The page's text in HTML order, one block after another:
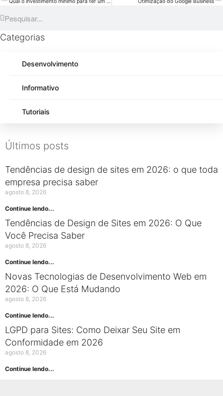
Qual o investimento mínimo para ter um site? Otimização do Google Business
Categorias
Desenvolvimento
Informativo
Tutoriais
Últimos posts
Tendências de design de sites em 2026: o que toda
empresa precisa saber
agosto 8, 2026
Continue lendo...
Tendências de Design de Sites em 2026: O Que
Você Precisa Saber
agosto 8, 2026
Continue lendo...
Novas Tecnologias de Desenvolvimento Web em
2026: O Que Está Mudando
agosto 8, 2026
Continue lendo...
LGPD para Sites: Como Deixar Seu Site em
Conformidade em 2026
agosto 8, 2026
Continue lendo...